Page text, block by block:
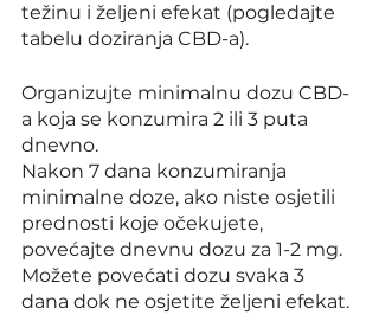
težinu i željeni efekat (pogledajte
tabelu doziranja CBD-a).
Organizujte minimalnu dozu CBD-
a koja se konzumira 2 ili 3 puta
dnevno.
Nakon 7 dana konzumiranja
minimalne doze, ako niste osjetili
prednosti koje očekujete,
povećajte dnevnu dozu za 1-2 mg.
Možete povećati dozu svaka 3
dana dok ne osjetite željeni efekat.